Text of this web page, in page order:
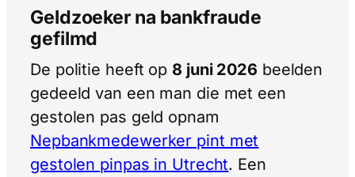
Geldzoeker na bankfraude
gefilmd
De politie heeft op 8 juni 2026 beelden
gedeeld van een man die met een
gestolen pas geld opnam
Nepbankmedewerker pint met
gestolen pinpas in Utrecht. Een